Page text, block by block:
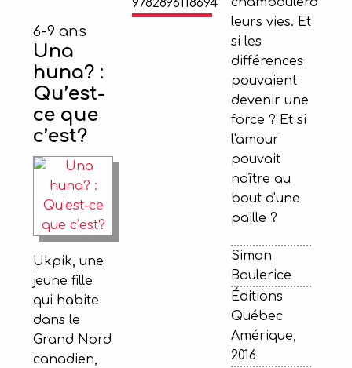
9782896118694
leurs vies. Et
si les
différences
pouvaient
devenir une
force ? Et si
l'amour
pouvait
naître au
bout d'une
paille ?
Simon
Boulerice
Éditions
Québec
Amérique,
2016
6-9 ans
Una
huna? :
Qu’est-
ce que
c’est?
Ukpik, une
jeune fille
qui habite
dans le
Grand Nord
canadien,